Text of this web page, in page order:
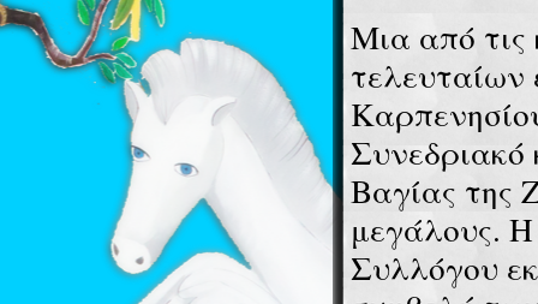
Μια από τις
Συνεδριακό
Βαγίας της
μεγάλους.
Συλλόγου